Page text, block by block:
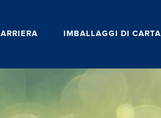
IMBALLAGGI DI CARTA